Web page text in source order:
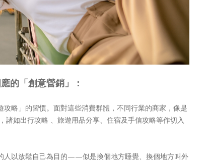
的「創意營銷」：
略」的習慣。面對這些消費群體，不同行業的商家，像是
如出行攻略 、旅遊用品分享、住宿及手信攻略等作切入
人以放鬆自己為目的——似是換個地方睡覺、換個地方叫外